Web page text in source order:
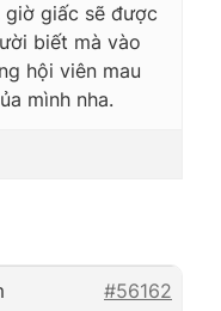
giờ giấc sẽ được
biết mà vào
hội viên mau
mình nha.
#56162